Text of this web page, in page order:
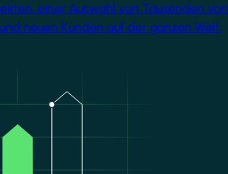
einer Auswahl von Tausenden von
neuen Kunden auf der ganzen Welt.